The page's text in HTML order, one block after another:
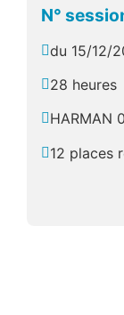
N°
du 15/12/
28 heures
HARMAN
12 places